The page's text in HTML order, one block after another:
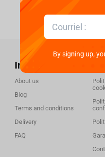
Informations
About us
Blog
Terms and conditions
Delivery
FAQ
By signing up,